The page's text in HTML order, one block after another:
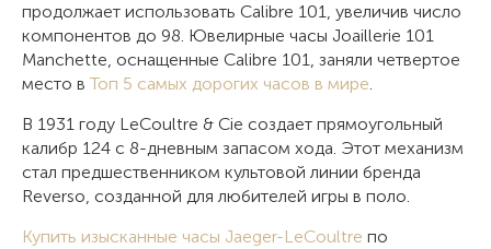
продолжает использовать Calibre 101, увеличив число
компонентов до 98. Ювелирные часы Joaillerie 101
Manchette, оснащенные Calibre 101, заняли четвертое
место в Топ 5 самых дорогих часов в мире.
В 1931 году LeCoultre & Cie создает прямоугольный
калибр 124 с 8-дневным запасом хода. Этот механизм
стал предшественником культовой линии бренда
Reverso, созданной для любителей игры в поло.
Купить изысканные часы Jaeger-LeCoultre по